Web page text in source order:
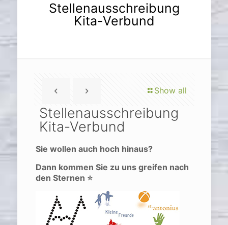
Stellenausschreibung
Kita-Verbund
Show all
Stellenausschreibung
Kita-Verbund
Sie wollen auch hoch hinaus?
Dann kommen Sie zu uns greifen nach
den Sternen ⭐